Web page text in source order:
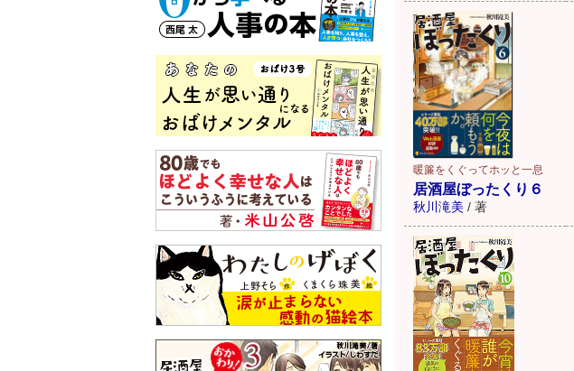
暖簾をくぐってホッと一息
居酒屋ぼったくり６
秋川滝美 / 著